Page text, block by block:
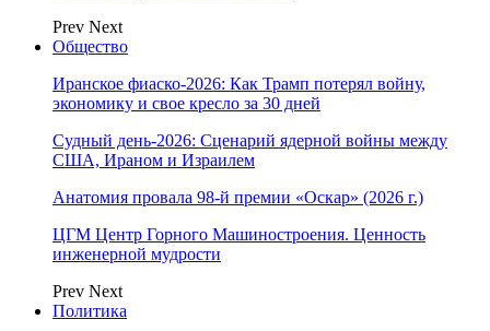
Prev Next
Общество
Иранское фиаско-2026: Как Трамп потерял войну,
экономику и свое кресло за 30 дней
Судный день-2026: Сценарий ядерной войны между
США, Ираном и Израилем
Анатомия провала 98-й премии «Оскар» (2026 г.)
ЦГМ Центр Горного Машиностроения. Ценность
инженерной мудрости
Prev Next
Политика